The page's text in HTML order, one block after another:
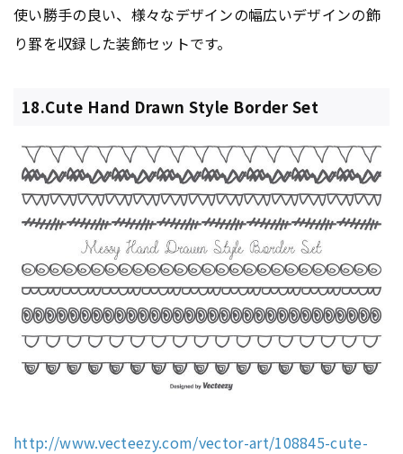
使い勝手の良い、様々なデザインの幅広いデザインの飾
り罫を収録した装飾セットです。
18.Cute Hand Drawn Style Border Set
http://www.vecteezy.com/vector-art/108845-cute-